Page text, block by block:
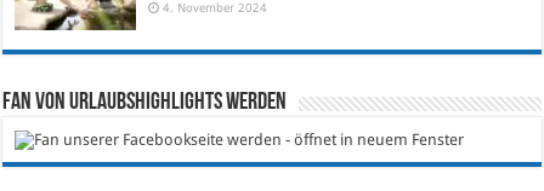
4. November 2024
Fan von Urlaubshighlights werden